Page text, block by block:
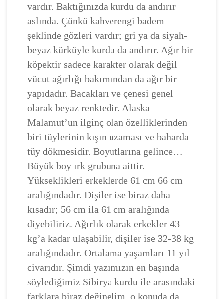
vardır. Baktığınızda kurdu da andırır
aslında. Çünkü kahverengi badem
şeklinde gözleri vardır; gri ya da siyah-
beyaz kürküyle kurdu da andırır. Ağır bir
köpektir sadece karakter olarak değil
vücut ağırlığı bakımından da ağır bir
yapıdadır. Bacakları ve çenesi genel
olarak beyaz renktedir. Alaska
Malamut’un ilginç olan özelliklerinden
biri tüylerinin kışın uzaması ve baharda
tüy dökmesidir. Boyutlarına gelince…
Büyük boy ırk grubuna aittir.
Yükseklikleri erkeklerde 61 cm 66 cm
aralığındadır. Dişiler ise biraz daha
kısadır; 56 cm ila 61 cm aralığında
diyebiliriz. Ağırlık olarak erkekler 43
kg’a kadar ulaşabilir, dişiler ise 32-38 kg
aralığındadır. Ortalama yaşamları 11 yıl
civarıdır. Şimdi yazımızın en başında
söylediğimiz Sibirya kurdu ile arasındaki
farklara biraz değinelim, o konuda da